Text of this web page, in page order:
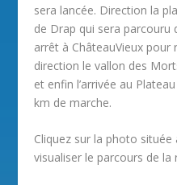
sera lancée. Direction la
de Drap qui sera
arrêt à ChâteauVieux pour
direction le vallon des
et enfin l’arrivée au
km de marche.
Cliquez sur la photo située
visualiser le parcours de la